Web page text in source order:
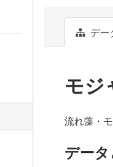
デー
モジ
流れ藻・
デー